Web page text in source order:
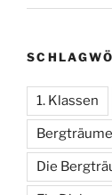
1. Klassen
Die